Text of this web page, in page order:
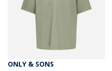
ONLY & SONS